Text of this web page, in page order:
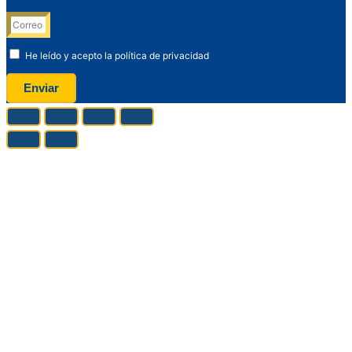
He leído y acepto la política de privacidad
Enviar